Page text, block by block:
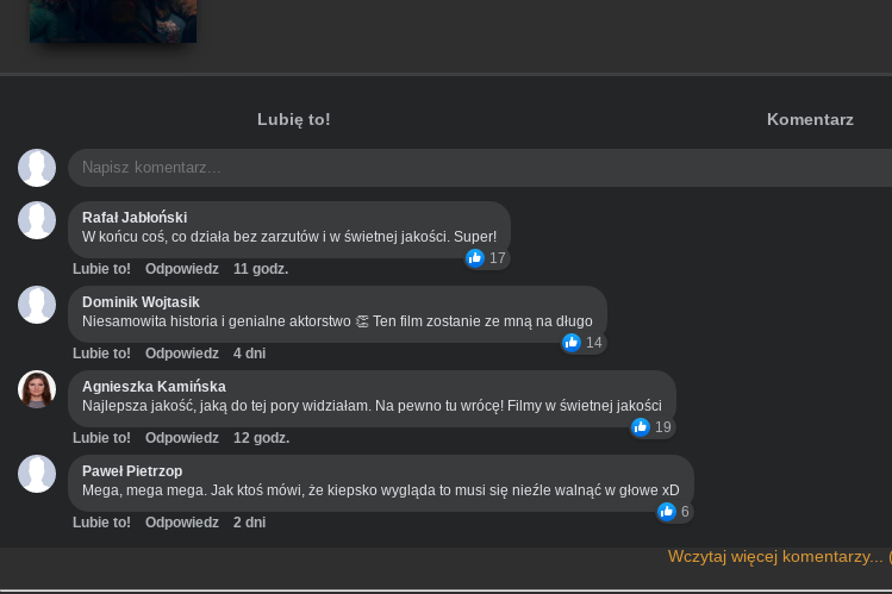
Lubię to! Komentarz
Rafał Jabłoński
W końcu coś, co działa bez zarzutów i w świetnej jakości. Super!
17
Lubie to! Odpowiedz
11 godz.
Dominik Wojtasik
Niesamowita historia i genialne aktorstwo 👏 Ten film zostanie ze mną na długo
14
Lubie to! Odpowiedz
4 dni
Agnieszka Kamińska
Najlepsza jakość, jaką do tej pory widziałam. Na pewno tu wrócę! Filmy w świetnej jakości
19
Lubie to! Odpowiedz
12 godz.
Paweł Pietrzop
Mega, mega mega. Jak ktoś mówi, że kiepsko wygląda to musi się nieźle walnąć w głowe xD
6
Lubie to! Odpowiedz 2 dni
Wczytaj więcej komentarzy...